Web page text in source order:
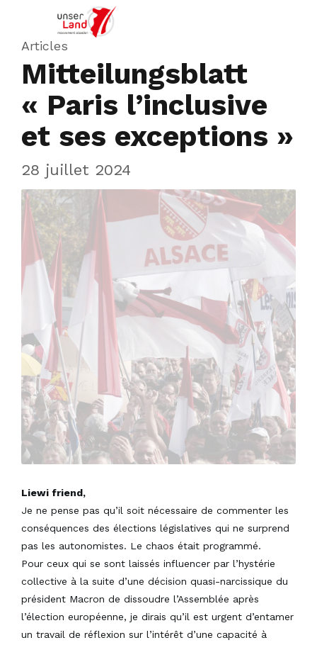
Articles
Mitteilungsblatt
« Paris l’inclusive
et ses exceptions »
28 juillet 2024
Liewi friend,
Je ne pense pas qu’il soit nécessaire de commenter les
conséquences des élections législatives qui ne surprend
pas les autonomistes. Le chaos était programmé.
Pour ceux qui se sont laissés influencer par l’hystérie
collective à la suite d’une décision quasi-narcissique du
président Macron de dissoudre l’Assemblée après
l’élection européenne, je dirais qu’il est urgent d’entamer
un travail de réflexion sur l’intérêt d’une capacité à